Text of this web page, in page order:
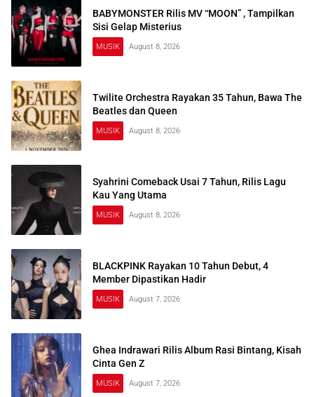
BABYMONSTER Rilis MV “MOON” , Tampilkan
Sisi Gelap Misterius
MUSIK August 8, 2026
Twilite Orchestra Rayakan 35 Tahun, Bawa The
Beatles dan Queen
MUSIK August 8, 2026
Syahrini Comeback Usai 7 Tahun, Rilis Lagu
Kau Yang Utama
MUSIK August 8, 2026
BLACKPINK Rayakan 10 Tahun Debut, 4
Member Dipastikan Hadir
MUSIK August 7, 2026
Ghea Indrawari Rilis Album Rasi Bintang, Kisah
Cinta Gen Z
MUSIK August 7, 2026